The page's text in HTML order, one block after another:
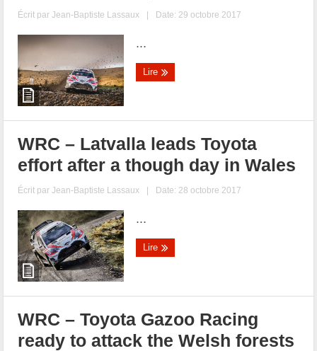
Écrit parJean-Baptiste Lassaux | Date: 29 octobre 2017
...
Lire
WRC – Latvalla leads Toyota
effort after a though day in Wales
Écrit parJean-Baptiste Lassaux | Date: 28 octobre 2017
...
Lire
WRC – Toyota Gazoo Racing
ready to attack the Welsh forests